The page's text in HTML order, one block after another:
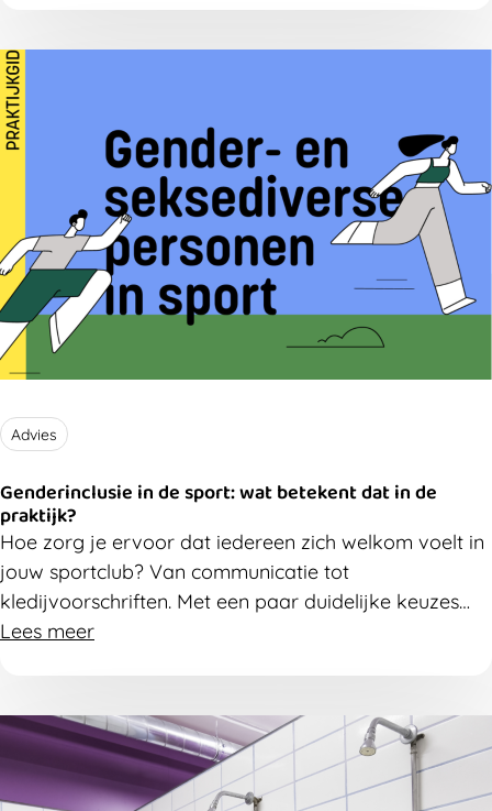
beide onderdelen een positieve invloed en helpen ons
mentaal in balans te blijven.
Advies
Genderinclusie in de sport: wat betekent dat in de
praktijk?
Hoe zorg je ervoor dat iedereen zich welkom voelt in
jouw sportclub? Van communicatie tot
kledijvoorschriften. Met een paar duidelijke keuzes
kom je al ver. En nee, dat hoeft niet ingewikkeld te
Lees meer